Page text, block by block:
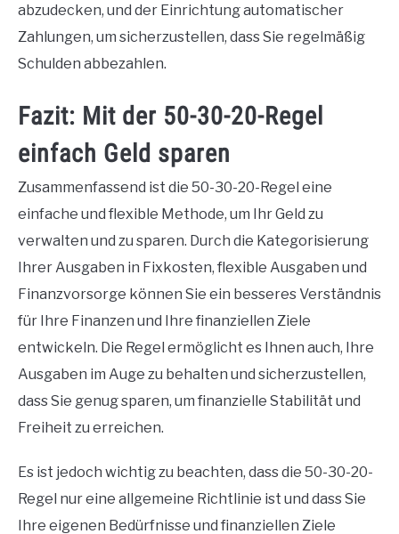
abzudecken, und der Einrichtung automatischer
Zahlungen, um sicherzustellen, dass Sie regelmäßig
Schulden abbezahlen.
Fazit: Mit der 50-30-20-Regel
einfach Geld sparen
Zusammenfassend ist die 50-30-20-Regel eine
einfache und flexible Methode, um Ihr Geld zu
verwalten und zu sparen. Durch die Kategorisierung
Ihrer Ausgaben in Fixkosten, flexible Ausgaben und
Finanzvorsorge können Sie ein besseres Verständnis
für Ihre Finanzen und Ihre finanziellen Ziele
entwickeln. Die Regel ermöglicht es Ihnen auch, Ihre
Ausgaben im Auge zu behalten und sicherzustellen,
dass Sie genug sparen, um finanzielle Stabilität und
Freiheit zu erreichen.
Es ist jedoch wichtig zu beachten, dass die 50-30-20-
Regel nur eine allgemeine Richtlinie ist und dass Sie
Ihre eigenen Bedürfnisse und finanziellen Ziele